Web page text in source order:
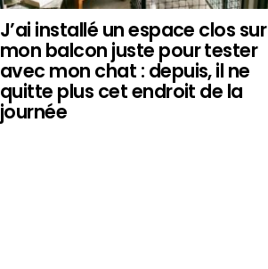
J’ai installé un espace clos sur
mon balcon juste pour tester
avec mon chat : depuis, il ne
quitte plus cet endroit de la
journée